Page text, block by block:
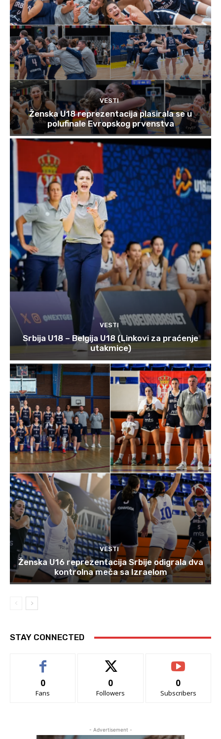
VESTI
Ženska U18 reprezentacija plasirala se u
polufinale Evropskog prvenstva
VESTI
Srbija U18 – Belgija U18 (Linkovi za praćenje
utakmice)
VESTI
Ženska U16 reprezentacija Srbije odigrala dva
kontrolna meča sa Izraelom
STAY CONNECTED
0
Fans
0
Followers
0
Subscribers
- Advertisement -